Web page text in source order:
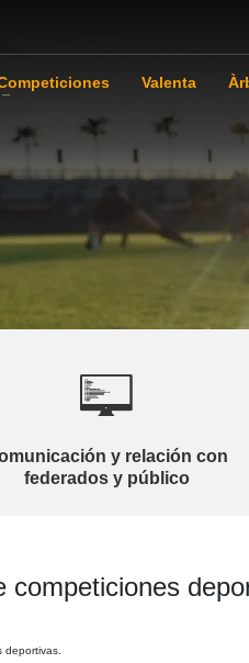
Valenta
y relación con
federados y público
competiciones